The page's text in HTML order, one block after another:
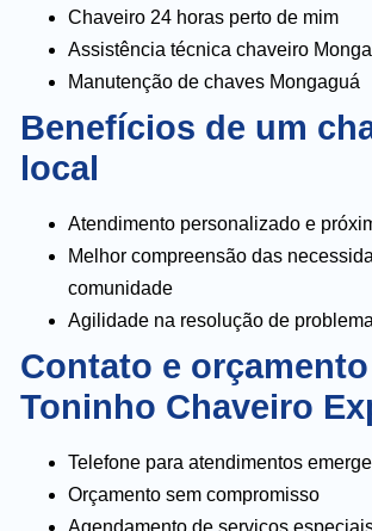
Chaveiro 24 horas perto de mim
Assistência técnica chaveiro
Manutenção de chaves Mongaguá
Benefícios de um
local
Atendimento personalizado e
Melhor compreensão das
comunidade
Agilidade na resolução de
Contato e
Toninho Chaveiro
Telefone para atendimentos
Orçamento sem compromisso
Agendamento de serviços